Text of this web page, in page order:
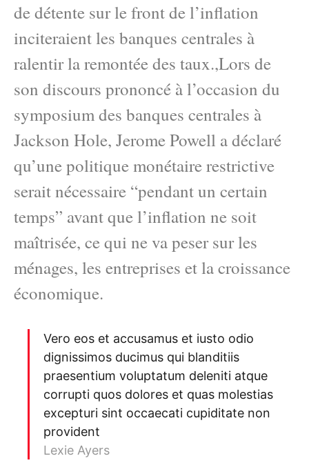
de détente sur le front de l’inflation
inciteraient les banques centrales à
ralentir la remontée des taux.,Lors de
son discours prononcé à l’occasion du
symposium des banques centrales à
Jackson Hole, Jerome Powell a déclaré
qu’une politique monétaire restrictive
serait nécessaire “pendant un certain
temps” avant que l’inflation ne soit
maîtrisée, ce qui ne va peser sur les
ménages, les entreprises et la croissance
économique.
Vero eos et accusamus et iusto odio
dignissimos ducimus qui blanditiis
praesentium voluptatum deleniti atque
corrupti quos dolores et quas molestias
excepturi sint occaecati cupiditate non
provident
Lexie Ayers